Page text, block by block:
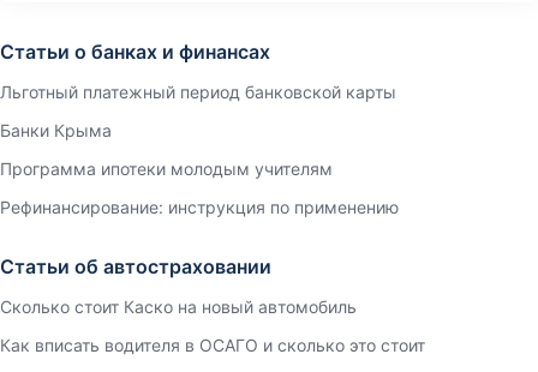
Статьи о банках и финансах
Льготный платежный период банковской карты
Банки Крыма
Программа ипотеки молодым учителям
Рефинансирование: инструкция по применению
Статьи об автостраховании
Сколько стоит Каско на новый автомобиль
Как вписать водителя в ОСАГО и сколько это стоит